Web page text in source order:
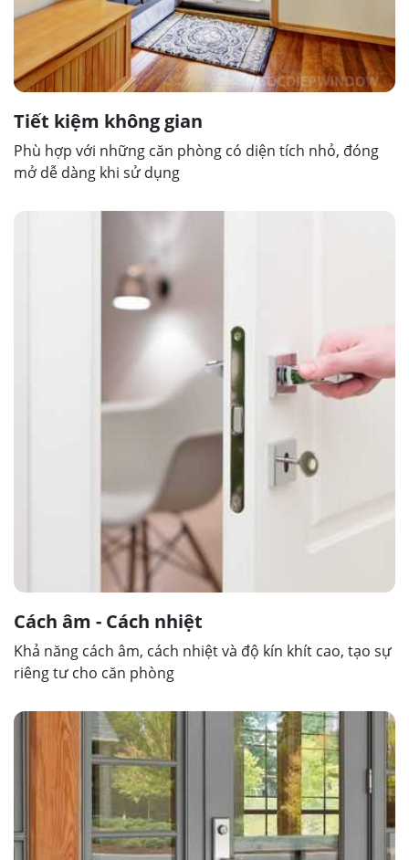
Tiết kiệm không gian
Phù hợp với những căn phòng có diện tích nhỏ, đóng
mở dễ dàng khi sử dụng
Cách âm - Cách nhiệt
Khả năng cách âm, cách nhiệt và độ kín khít cao, tạo sự
riêng tư cho căn phòng